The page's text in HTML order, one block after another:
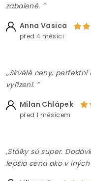
zabalené. ”
Anna Vasica
před 4 měsíci
,,Skvělé ceny,
vyřízení. ”
Milan Chlápek
před 1 měsícem
,Stálky sú super.
lepšia cena ako v